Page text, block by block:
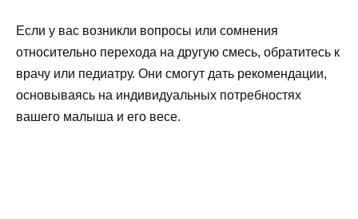
Если у вас возникли вопросы или сомнения
относительно перехода на другую смесь, обратитесь к
врачу или педиатру. Они смогут дать рекомендации,
основываясь на индивидуальных потребностях
вашего малыша и его весе.